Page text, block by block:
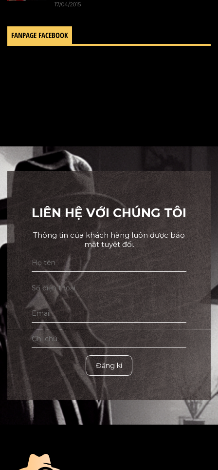
17/04/2015
FANPAGE FACEBOOK
LIÊN HỆ VỚI CHÚNG TÔI
Thông tin của khách hàng luôn được bảo
mật tuyệt đối.
Đăng kí